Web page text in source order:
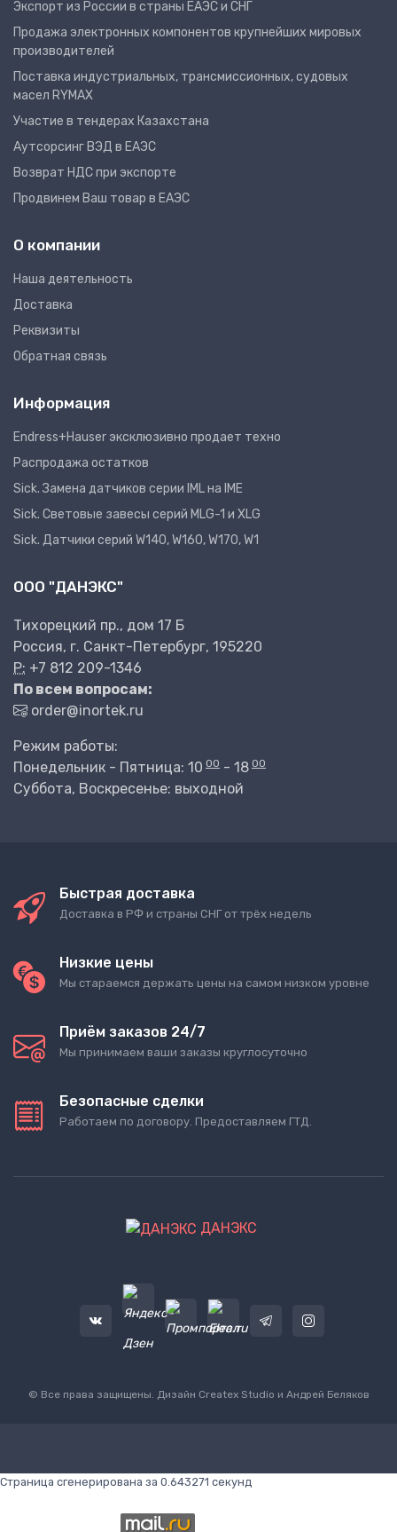
Экспорт из России в страны ЕАЭС и СНГ
Продажа электронных компонентов крупнейших мировых
производителей
Поставка индустриальных, трансмиссионных, судовых
масел RYMAX
Участие в тендерах Казахстана
Аутсорсинг ВЭД в ЕАЭС
Возврат НДС при экспорте
Продвинем Ваш товар в ЕАЭС
О компании
Наша деятельность
Доставка
Реквизиты
Обратная связь
Информация
Endress+Hauser эксклюзивно продает техно
Распродажа остатков
Sick. Замена датчиков серии IML на IME
Sick. Световые завесы серий MLG-1 и XLG
Sick. Датчики серий W140, W160, W170, W1
ООО "ДАНЭКС"
Тихорецкий пр., дом 17 Б
Россия, г. Санкт-Петербург, 195220
P: +7 812 209-1346
По всем вопросам:
order@inortek.ru
Режим работы:
Понедельник - Пятница: 10 00 - 18 00
Суббота, Воскресенье: выходной
Быстрая доставка
Доставка в РФ и страны СНГ от трёх недель
Низкие цены
Мы стараемся держать цены на самом низком уровне
Приём заказов 24/7
Мы принимаем ваши заказы круглосуточно
Безопасные сделки
Работаем по договору. Предоставляем ГТД.
ДАНЭКС
© Все права защищены. Дизайн Createx Studio и Андрей Беляков
Страница сгенерирована за 0.643271 секунд